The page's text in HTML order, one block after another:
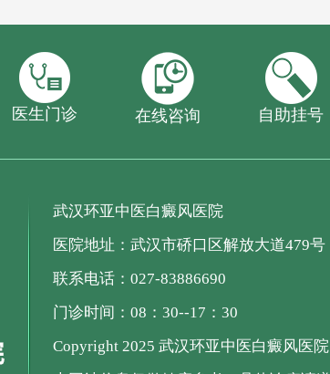
医生门诊 在线咨询 自助挂号
武汉环亚中医白癜风医院
医院地址：武汉市硚口区解放大道479号
联系电话：027-83886690
门诊时间：08：30--17：30
Copyright 2025 武汉环亚中医白癜风医院